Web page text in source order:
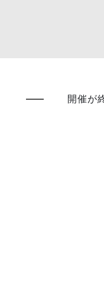
開催が